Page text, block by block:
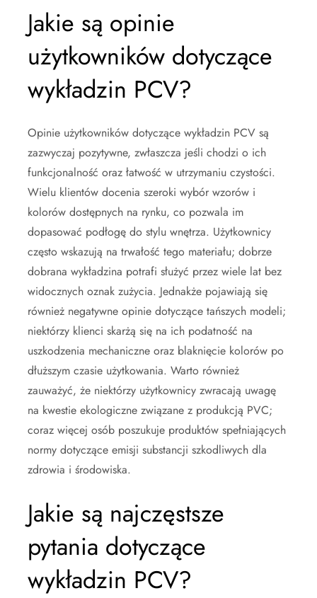
Jakie są opinie
użytkowników dotyczące
wykładzin PCV?
Opinie użytkowników dotyczące wykładzin PCV są
zazwyczaj pozytywne, zwłaszcza jeśli chodzi o ich
funkcjonalność oraz łatwość w utrzymaniu czystości.
Wielu klientów docenia szeroki wybór wzorów i
kolorów dostępnych na rynku, co pozwala im
dopasować podłogę do stylu wnętrza. Użytkownicy
często wskazują na trwałość tego materiału; dobrze
dobrana wykładzina potrafi służyć przez wiele lat bez
widocznych oznak zużycia. Jednakże pojawiają się
również negatywne opinie dotyczące tańszych modeli;
niektórzy klienci skarżą się na ich podatność na
uszkodzenia mechaniczne oraz blaknięcie kolorów po
dłuższym czasie użytkowania. Warto również
zauważyć, że niektórzy użytkownicy zwracają uwagę
na kwestie ekologiczne związane z produkcją PVC;
coraz więcej osób poszukuje produktów spełniających
normy dotyczące emisji substancji szkodliwych dla
zdrowia i środowiska.
Jakie są najczęstsze
pytania dotyczące
wykładzin PCV?